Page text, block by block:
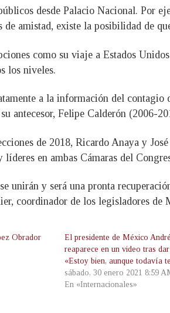
desde Palacio Nacional. Por
de amistad, existe la posibilidad de
como su viaje a Estados
los niveles.
a la información del contagio
antecesor, Felipe Calderón (2006-
de 2018, Ricardo Anaya y
en ambas Cámaras del
unirán y será una pronta
coordinador de los legisladores de
Obrador
El presidente de México
reaparece en un video tras
«Estoy bien, aunque todavía
sábado, 30 enero 2021 8:59
En «Internacionales»